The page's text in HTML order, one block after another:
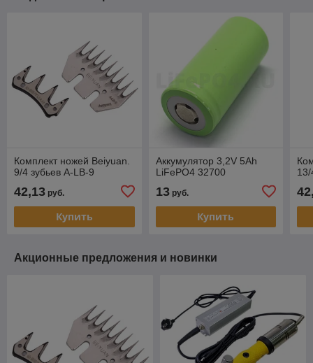
Комплект ножей Beiyuan.
9/4 зубьев A-LB-9
42,13 руб.
Купить
Аккумулятор 3,2V 5Ah
LiFePO4 32700
13руб.
Купить
13/
Акционные предложения и новинки